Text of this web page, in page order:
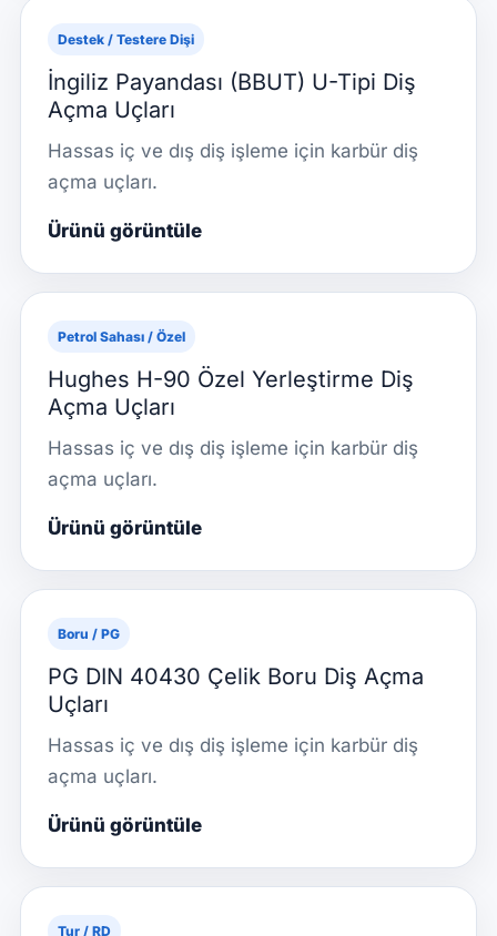
Destek / Testere Dişi
İngiliz Payandası (BBUT) U-Tipi Diş
Açma Uçları
Hassas iç ve dış diş işleme için karbür diş
açma uçları.
Ürünü görüntüle
Petrol Sahası / Özel
Hughes H-90 Özel Yerleştirme Diş
Açma Uçları
Hassas iç ve dış diş işleme için karbür diş
açma uçları.
Ürünü görüntüle
Boru / PG
PG DIN 40430 Çelik Boru Diş Açma
Uçları
Hassas iç ve dış diş işleme için karbür diş
açma uçları.
Ürünü görüntüle
Tur / RD